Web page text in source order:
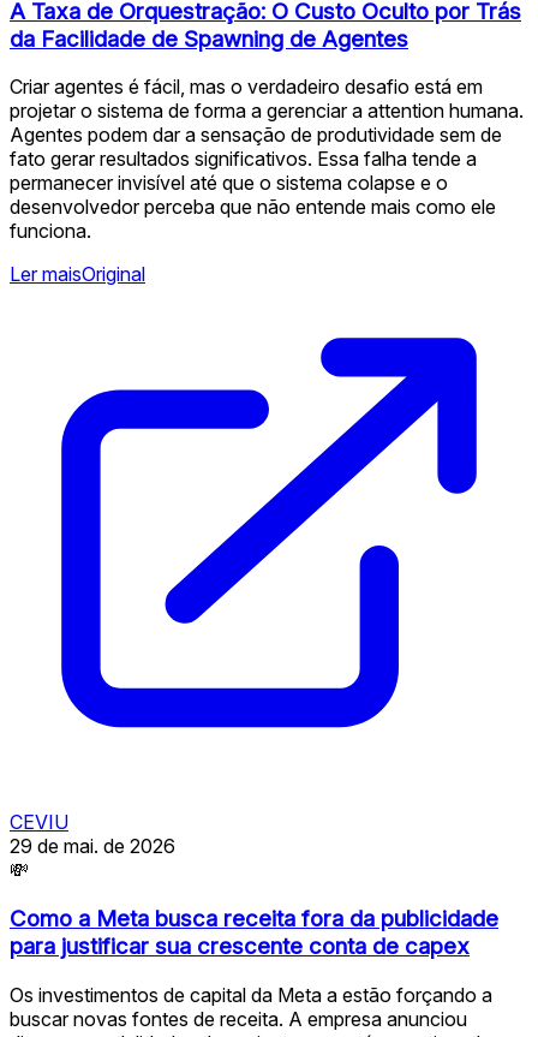
A Taxa de Orquestração: O Custo Oculto por Trás
da Facilidade de Spawning de Agentes
Criar agentes é fácil, mas o verdadeiro desafio está em
projetar o sistema de forma a gerenciar a attention humana.
Agentes podem dar a sensação de produtividade sem de
fato gerar resultados significativos. Essa falha tende a
permanecer invisível até que o sistema colapse e o
desenvolvedor perceba que não entende mais como ele
funciona.
Ler maisOriginal
CEVIU
29 de mai. de 2026
💸
Como a Meta busca receita fora da publicidade
para justificar sua crescente conta de capex
Os investimentos de capital da Meta a estão forçando a
buscar novas fontes de receita. A empresa anunciou